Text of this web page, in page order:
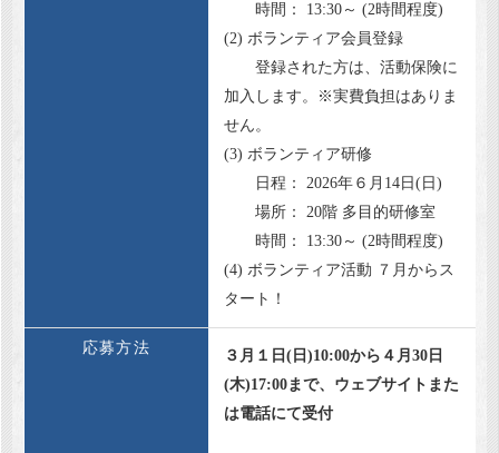
時間： 13:30～ (2時間程度)
(2) ボランティア会員登録
登録された方は、活動保険に
加入します。※実費負担はありま
せん。
(3) ボランティア研修
日程： 2026年６月14日(日)
場所： 20階 多目的研修室
時間： 13:30～ (2時間程度)
(4) ボランティア活動 ７月からス
タート！
応募方法
３月１日(日)10:00から４月30日
(木)17:00まで、ウェブサイトまた
は電話にて受付